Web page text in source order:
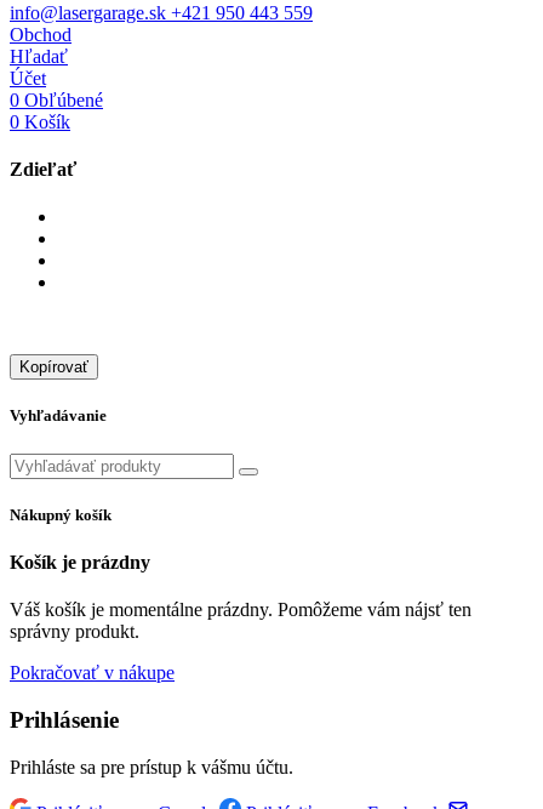
info@lasergarage.sk +421 950 443 559
Obchod
Hľadať
Účet
0 Obľúbené
0 Košík
Zdieľať
Kopírovať
Vyhľadávanie
Nákupný košík
Košík je prázdny
Váš košík je momentálne prázdny. Pomôžeme vám nájsť ten
správny produkt.
Pokračovať v nákupe
Prihlásenie
Prihláste sa pre prístup k vášmu účtu.